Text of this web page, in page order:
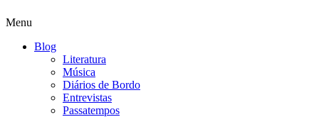
Menu
Blog
Literatura
Música
Diários de Bordo
Entrevistas
Passatempos